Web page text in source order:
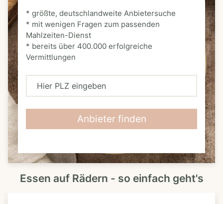
* größte, deutschlandweite Anbietersuche
* mit wenigen Fragen zum passenden
Mahlzeiten-Dienst
* bereits über 400.000 erfolgreiche
Vermittlungen
H
L
Z
Anbieter finden
Essen auf Rädern - so einfach geht's